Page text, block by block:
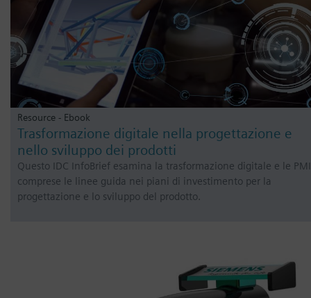
Resource - Ebook
Trasformazione digitale nella progettazione e
nello sviluppo dei prodotti
Questo IDC InfoBrief esamina la trasformazione digitale e le
comprese le linee guida nei piani di investimento per la
progettazione e lo sviluppo del prodotto.